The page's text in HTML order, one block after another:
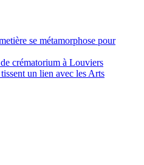
se métamorphose pour
crématorium à Louviers
un lien avec les Arts